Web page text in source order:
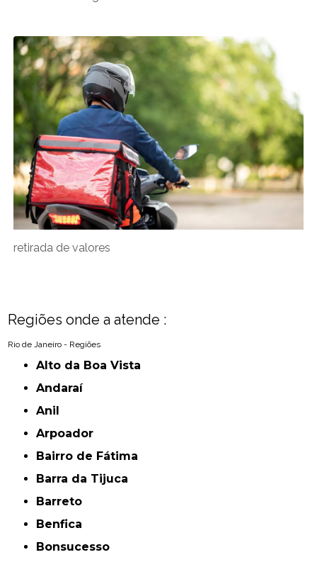
retirada de valores
Regiões onde a atende :
Rio de Janeiro - Regiões
Alto da Boa Vista
Andaraí
Anil
Arpoador
Bairro de Fátima
Barra da Tijuca
Barreto
Benfica
Bonsucesso